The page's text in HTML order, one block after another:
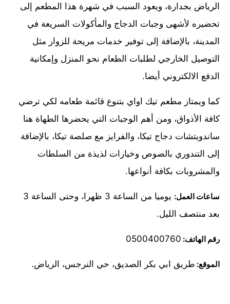
الرياض بجدارة، ويعود السبب في شهرة هذا المطعم إلى
تحضيره لأشهى وجبات الدجاج والمأكولات السريعة في
المدينة، بالإضافة إلى توفير خدمات مريحة للزوار مثل
التوصيل الخارجي لطلبات الطعام نحو المنزل وإمكانية
الدفع الالكتروني أيضا.
كما ويمتاز مطعم تيك اواي بتنوع قائمة طعامه لكي ترضي
كافة الأذواق، ومن أهم الوجبات التي يحضرها الطهاة هنا
ساندويتشات دجاج تيكا، والفرايز مع صلصة تيكا، بالإضافة
إلى التندوري بالصوص وخيارات لذيذة من السلطات
والمشروبات بكافة أنواعها.
ساعات العمل:
يوميا من الساعة 3 ظهرا، وحتى الساعة 3
بعد منتصف الليل.
رقم الهاتف: 0500400760
الموقع: طريق ابي بكر الصديق، حي النرجس، الرياض.